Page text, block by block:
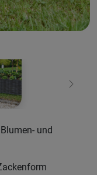
Weiter
und